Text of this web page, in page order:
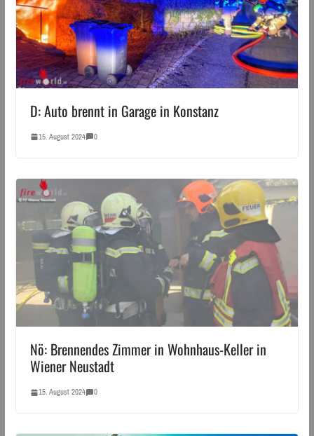
D: Auto brennt in Garage in Konstanz
15. August 2024 0
Nö: Brennendes Zimmer in Wohnhaus-Keller in
Wiener Neustadt
15. August 2024 0